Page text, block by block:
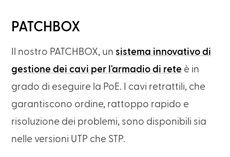
PATCHBOX
Il nostro PATCHBOX, un sistema innovativo di
gestione dei cavi per l'armadio di rete è in
grado di eseguire la PoE. I cavi retrattili, che
garantiscono ordine, rattoppo rapido e
risoluzione dei problemi, sono disponibili sia
nelle versioni UTP che STP.